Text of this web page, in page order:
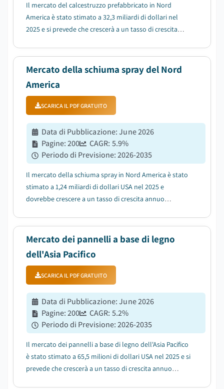
Il mercato del calcestruzzo prefabbricato in Nord
America è stato stimato a 32,3 miliardi di dollari nel
2025 e si prevede che crescerà a un tasso di crescita
rapide....
Mercato della schiuma spray del Nord
America
SCARICA IL PDF GRATUITO
Data di Pubblicazione:June 2026
Pagine:200 CAGR: 5.9%
Periodo di Previsione:2026-2035
Il mercato della schiuma spray in Nord America è stato
stimato a 1,24 miliardi di dollari USA nel 2025 e
dovrebbe crescere a un tasso di crescita annuo
energeticamente efficienti....
Mercato dei pannelli a base di legno
dell'Asia Pacifico
SCARICA IL PDF GRATUITO
Data di Pubblicazione:June 2026
Pagine:200 CAGR: 5.2%
Periodo di Previsione:2026-2035
Il mercato dei pannelli a base di legno dell'Asia Pacifico
è stato stimato a 65,5 milioni di dollari USA nel 2025 e si
prevede che crescerà a un tasso di crescita annuo